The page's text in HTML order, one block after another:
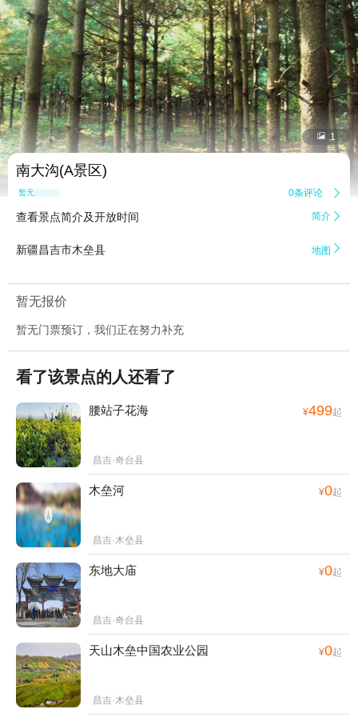
 1
南大沟(A景区)
暂无点评 0条评论 
查看景点简介及开放时间 简介 
新疆昌吉市木垒县 地图 
暂无报价
暂无门票预订，我们正在努力补充
看了该景点的人还看了
腰站子花海 ¥499起
昌吉·奇台县
木垒河 ¥0起
昌吉·木垒县
东地大庙 ¥0起
昌吉·奇台县
天山木垒中国农业公园 ¥0起
昌吉·木垒县
